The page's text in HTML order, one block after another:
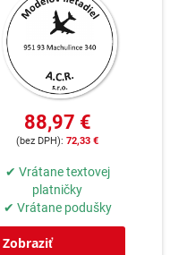
88,97 €
72,33 €
✔ Vrátane textovej
platničky
✔ Vrátane podušky
Zobraziť